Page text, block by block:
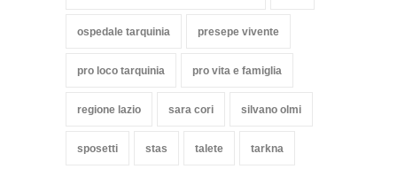
ospedale tarquinia presepe vivente
pro loco tarquinia pro vita e famiglia
regione lazio sara cori silvano olmi
sposetti stas talete tarkna